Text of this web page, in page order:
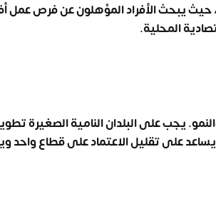
يبحث الأفراد المؤهلون عن فرص عمل
المحلية.
يجب على البلدان النامية الصغيرة
يساعد على تقليل الاعتماد على قطاع واحد